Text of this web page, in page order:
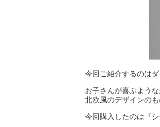
今回ご紹介するのは
お子さんが喜ぶよう
北欧風のデザインのも
今回購入したのは『